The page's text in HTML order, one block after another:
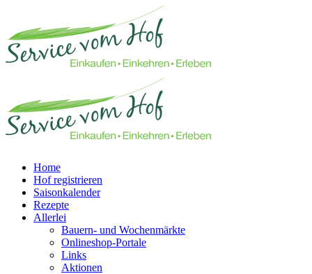
Home
Hof registrieren
Saisonkalender
Rezepte
Allerlei
Bauern- und Wochenmärkte
Onlineshop-Portale
Links
Aktionen